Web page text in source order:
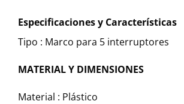
Especificaciones y Características
Tipo : Marco para 5 interruptores
MATERIAL Y DIMENSIONES
Material : Plástico